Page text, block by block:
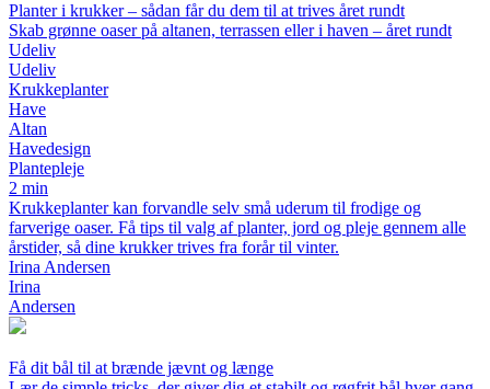
Planter i krukker – sådan får du dem til at trives året rundt
Skab grønne oaser på altanen, terrassen eller i haven – året rundt
Udeliv
Udeliv
Krukkeplanter
Have
Altan
Havedesign
Plantepleje
2 min
Krukkeplanter kan forvandle selv små uderum til frodige og
farverige oaser. Få tips til valg af planter, jord og pleje gennem alle
årstider, så dine krukker trives fra forår til vinter.
Irina Andersen
Irina
Andersen
Få dit bål til at brænde jævnt og længe